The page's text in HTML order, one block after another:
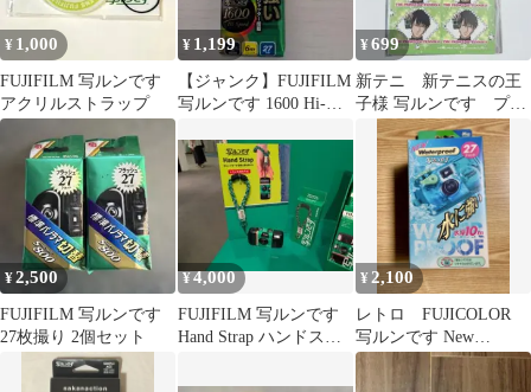
¥ 1,000
FUJIFILM 写ルンです
アクリルストラップ
¥ 1,199
【ジャンク】FUJIFILM
写ルンです 1600 Hi-
¥699
新テニ 新テニスの王
子様 写ルンです プリ
ントシール風フォトカ
ード 財前光
¥2,500
FUJIFILM 写ルンです
27枚撮り 2個セット
¥4,000
FUJIFILM 写ルンです
Hand Strap ハンドスト
¥ 2,100
レトロ FUJICOLOR
写ルンです New
Waterproof 27枚撮り